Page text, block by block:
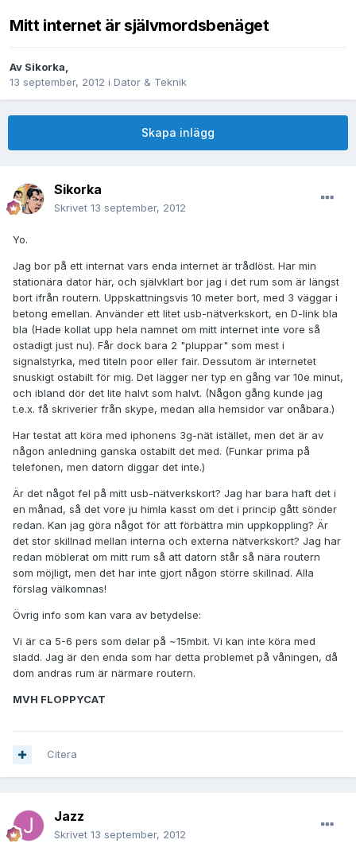
Mitt internet är självmordsbenäget
Av Sikorka,
13 september, 2012 i Dator & Teknik
Skapa inlägg
Sikorka
Skrivet 13 september, 2012
Yo.
Jag bor på ett internat vars enda internet är trådlöst. Har min
stationära dator här, och självklart bor jag i det rum som är längst
bort ifrån routern. Uppskattningsvis 10 meter bort, med 3 väggar i
betong emellan. Använder ett litet usb-nätverkskort, en D-link bla
bla (Hade kollat upp hela namnet om mitt internet inte vore så
ostadigt just nu). Får dock bara 2 "pluppar" som mest i
signalstyrka, med titeln poor eller fair. Dessutom är internetet
snuskigt ostabilt för mig. Det lägger ner typ en gång var 10e minut,
och ibland dör det lite halvt som halvt. (Någon gång kunde jag
t.e.x. få skriverier från skype, medan alla hemsidor var onåbara.)
Har testat att köra med iphonens 3g-nät istället, men det är av
någon anledning ganska ostabilt det med. (Funkar prima på
telefonen, men datorn diggar det inte.)
Är det något fel på mitt usb-nätverkskort? Jag har bara haft det i
en månad, så det vore ju himla kasst om det i princip gått sönder
redan. Kan jag göra något för att förbättra min uppkoppling? Är
det stor skillnad mellan interna och externa nätverkskort? Jag har
redan möblerat om mitt rum så att datorn står så nära routern
som möjligt, men det har inte gjort någon större skillnad. Alla
förslag välkomnas!
Övrig info som kan vara av betydelse:
Vi är ca 5-6 pers som delar på ~15mbit. Vi kan inte köra med
sladd. Jag är den enda som har detta problemet på våningen, då
dom andras rum är närmare routern.
MVH FLOPPYCAT
Citera
Jazz
Skrivet 13 september, 2012